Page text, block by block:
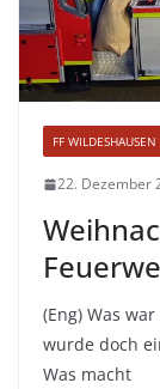
FF WILDESHAUSEN
22. Dezember
(Eng) Was
wurde doch
Was macht